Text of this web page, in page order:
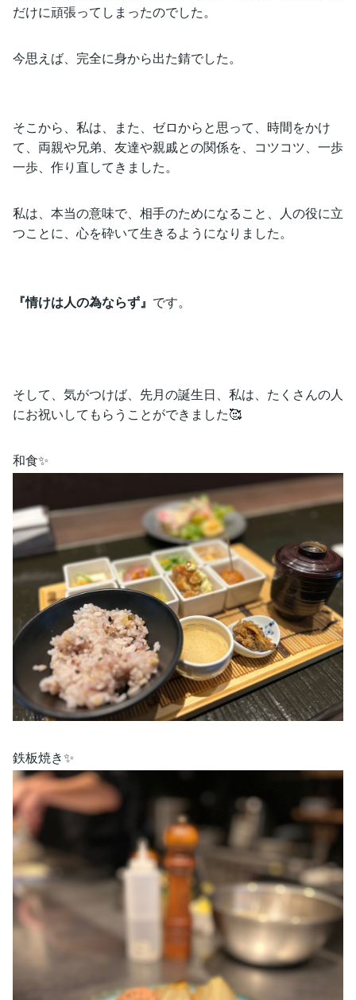
だけに頑張ってしまったのでした。
今思えば、完全に身から出た錆でした。
そこから、私は、また、ゼロからと思って、時間をかけ
て、両親や兄弟、友達や親戚との関係を、コツコツ、一歩
一歩、作り直してきました。
私は、本当の意味で、相手のためになること、人の役に立
つことに、心を砕いて生きるようになりました。
『情けは人の為ならず』 です。
そして、気がつけば、先月の誕生日、私は、たくさんの人
にお祝いしてもらうことができました🥰
和食✨
鉄板焼き✨